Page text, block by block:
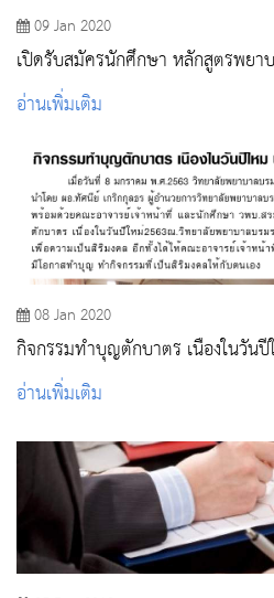
09 Jan 2020
เปิดรับสมัครนักศึกษา หลักสูตรพย
การศึกษา 2563
อ่านเพิ่มเติม
08 Jan 2020
กิจกรรมทำบุญตักบาตร เนื่องในวัน
อ่านเพิ่มเติม